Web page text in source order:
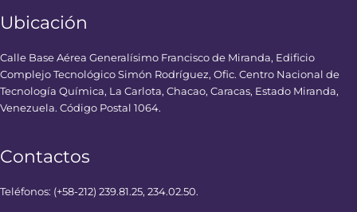
Ubicación
Calle Base Aérea Generalísimo Francisco de Miranda, Edificio
Complejo Tecnológico Simón Rodríguez, Ofic. Centro Nacional de
Tecnología Química, La Carlota, Chacao, Caracas, Estado Miranda,
Venezuela. Código Postal 1064.
Contactos
Teléfonos: (+58-212) 239.81.25, 234.02.50.